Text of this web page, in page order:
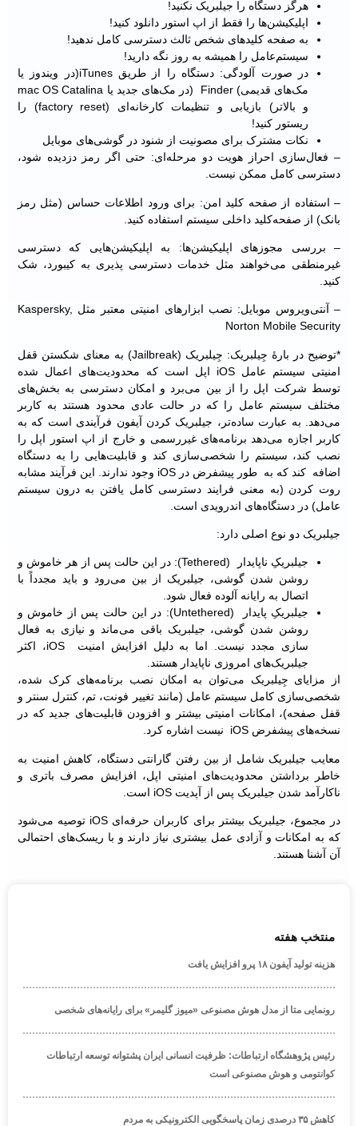
هرگز دستگاه را جیلبریک نکنید!
اپلیکیشن‌ها را فقط از اپ استور دانلود کنید!
به صفحه ‌کلیدهای شخص ثالث دسترسی کامل ندهید!
سیستم‌عامل را همیشه به‌ روز نگه دارید!
در صورت آلودگی: دستگاه را از طریق iTunes(در ویندوز یا
مک‌های قدیمی) Finder (در مک‌های جدید یا mac OS Catalina
و بالاتر) بازیابی و تنظیمات کارخانه‌ای (factory reset) را
ریستور کنید!
نکات مشترک برای مصونیت از شنود در گوشی‌های موبایل
– فعال‌سازی احراز هویت دو مرحله‌ای: حتی اگر رمز دزدیده شود،
دسترسی کامل ممکن نیست.
– استفاده از صفحه ‌کلید امن: برای ورود اطلاعات حساس (مثل رمز
بانک) از صفحه‌کلید داخلی سیستم استفاده کنید.
– بررسی مجوزهای اپلیکیشن‌ها: به اپلیکیشن‌هایی که دسترسی
غیرمنطقی می‌خواهند مثل خدمات دسترسی پذیری به کیبورد، شک
کنید.
– آنتی‌ویروس موبایل: نصب ابزارهای امنیتی معتبر مثل Kaspersky,
Norton Mobile Security
*توضیح در بارۀ جِیلبریک: جِیلبریک (Jailbreak) به معنای شکستن قفل
امنیتی سیستم عامل iOS اپل است که محدودیت‌های اعمال شده
توسط شرکت اپل را از بین می‌برد و امکان دسترسی به بخش‌های
مختلف سیستم عامل را که در حالت عادی محدود هستند به کاربر
می‌دهد. به عبارت ساده‌تر، جیلبریک کردن آیفون فرآیندی است که به
کاربر اجازه می‌دهد برنامه‌های غیررسمی ‌و خارج از اپ استور اپل را
نصب کند، سیستم را شخصی‌سازی کند و قابلیت‌هایی را به دستگاه
اضافه کند که به طور پیشفرض در iOS وجود ندارند. این فرآیند مشابه
روت کردن (به معنی فرایند دسترسی کامل یافتن به درون سیستم
عامل) در دستگاه‌های اندرویدی است.
جیلبریک دو نوع اصلی دارد:
جیلبریکِ ناپایدار (Tethered): در این حالت پس از هر خاموش و
روشن شدن گوشی، جیلبریک از بین می‌رود و باید مجدداً با
اتصال به رایانه آلوده فعال شود.
جیلبریکِ پایدار (Untethered): در این حالت پس از خاموش و
روشن شدن گوشی، جیلبریک باقی می‌ماند و نیازی به فعال
سازی مجدد نیست. اما به دلیل افزایش امنیت iOS، اکثر
جیلبریک‌های امروزی ناپایدار هستند.
از مزایای جِیلبریک می‌توان به امکان نصب برنامه‌های کرک شده،
شخصی‌سازی کامل سیستم عامل (مانند تغییر فونت، تم، کنترل سنتر و
قفل صفحه)، امکانات امنیتی بیشتر و افزودن قابلیت‌های جدید که در
نسخه‌های پیشفرض iOS نیست اشاره کرد.
معایب جیلبریک شامل از بین رفتن گارانتی دستگاه، کاهش امنیت به
خاطر برداشتن محدودیت‌های امنیتی اپل، افزایش مصرف باتری و
ناکارآمد شدن جیلبریک پس از آپدیت iOS است.
در مجموع، جیلبریک بیشتر برای کاربران حرفه‌ای iOS توصیه می‌شود
که به امکانات و آزادی عمل بیشتری نیاز دارند و با ریسک‌های احتمالی
آن آشنا هستند.
منتخب هفته
هزینه تولید آیفون ۱۸ پرو افزایش یافت
رونمایی متا از مدل هوش مصنوعی «میوز گلیمر» برای رایانه‌های شخصی
رئیس پژوهشگاه ارتباطات: ظرفیت انسانی ایران پشتوانه توسعه ارتباطات
کوانتومی و هوش مصنوعی است
کاهش ۳۵ درصدی زمان پاسخگویی الکترونیکی به مردم